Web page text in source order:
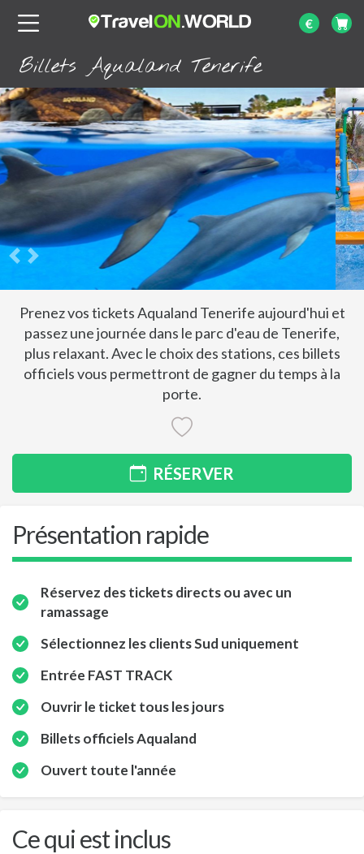
€
Billets Aqualand Tenerife
Prenez vos tickets Aqualand Tenerife aujourd'hui et
passez une journée dans le parc d'eau de Tenerife,
plus relaxant. Avec le choix des stations, ces billets
officiels vous permettront de gagner du temps à la
porte.
RÉSERVER
Présentation rapide
Réservez des tickets directs ou avec un
ramassage
Sélectionnez les clients Sud uniquement
Entrée FAST TRACK
Ouvrir le ticket tous les jours
Billets officiels Aqualand
Ouvert toute l'année
Ce qui est inclus